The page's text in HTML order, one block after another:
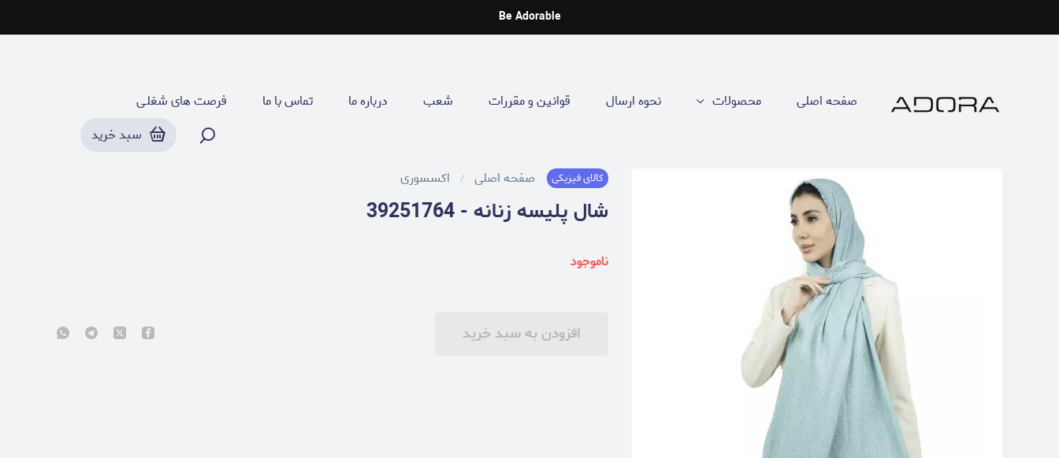
Be Adorable
صفحه اصلی محصولات نحوه ارسال قوانین و مقررات شعب درباره ما تماس با ما
فرصت های شغلـی
سبد خرید
کالای فیزیکی صفحه اصلی اکسسوری
شال پلیسه زنانه - 39251764
ناموجود
افزودن به سبد خرید